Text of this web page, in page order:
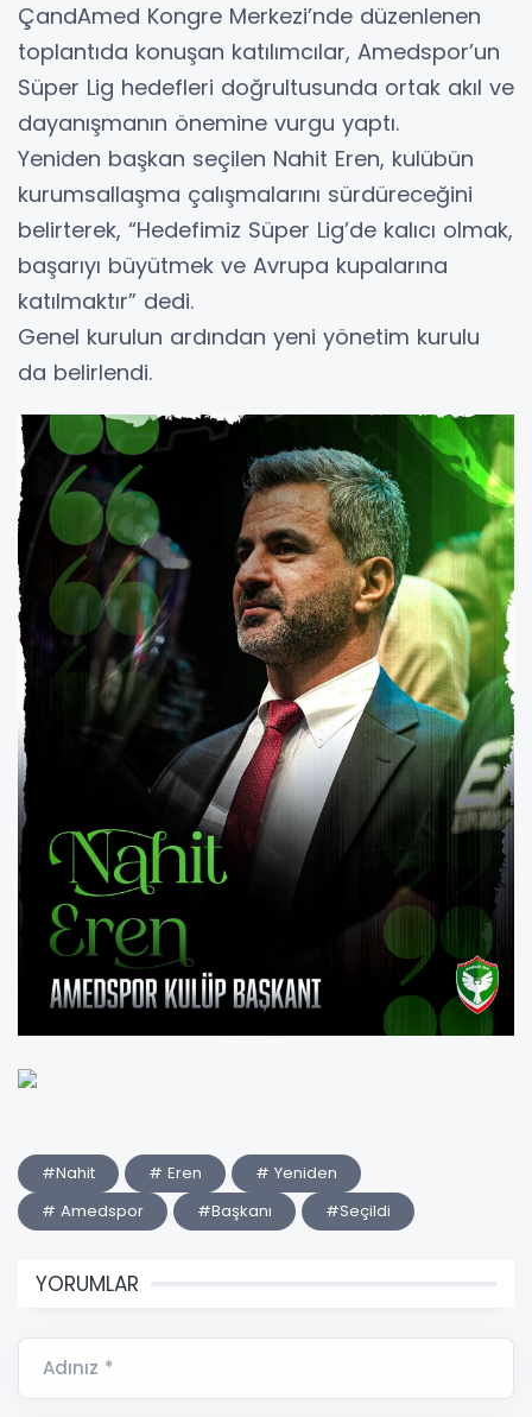
ÇandAmed Kongre Merkezi’nde düzenlenen
toplantıda konuşan katılımcılar, Amedspor’un
Süper Lig hedefleri doğrultusunda ortak akıl ve
dayanışmanın önemine vurgu yaptı.
Yeniden başkan seçilen Nahit Eren, kulübün
kurumsallaşma çalışmalarını sürdüreceğini
belirterek, “Hedefimiz Süper Lig’de kalıcı olmak,
başarıyı büyütmek ve Avrupa kupalarına
katılmaktır” dedi.
Genel kurulun ardından yeni yönetim kurulu
da belirlendi.
#Nahit # Eren
# Yeniden
# Amedspor
#Başkanı #Seçildi
YORUMLAR
Adınız *